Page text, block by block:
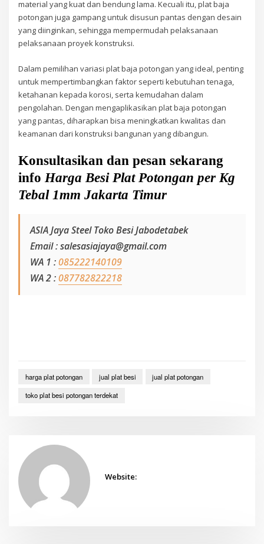
material yang kuat dan bendung lama. Kecuali itu, plat baja
potongan juga gampang untuk disusun pantas dengan desain
yang diinginkan, sehingga mempermudah pelaksanaan
pelaksanaan proyek konstruksi.
Dalam pemilihan variasi plat baja potongan yang ideal, penting
untuk mempertimbangkan faktor seperti kebutuhan tenaga,
ketahanan kepada korosi, serta kemudahan dalam
pengolahan. Dengan mengaplikasikan plat baja potongan
yang pantas, diharapkan bisa meningkatkan kwalitas dan
keamanan dari konstruksi bangunan yang dibangun.
Konsultasikan dan pesan sekarang
info Harga Besi Plat Potongan per Kg
Tebal 1mm Jakarta Timur
ASIA Jaya Steel Toko Besi Jabodetabek
Email : salesasiajaya@gmail.com
WA 1 :085222140109
WA 2 :087782822218
harga plat potongan jual plat besi
jual plat potongan
toko plat besi potongan terdekat
Website: